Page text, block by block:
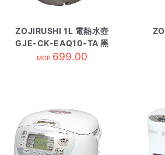
ZOJIRUSHI 1L 電熱水壺
GJE-CK-EAQ10-TA 黑
MOP 699.00